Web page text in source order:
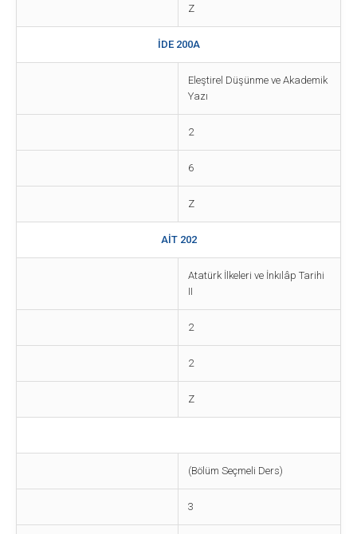
Z
İDE 200A
Eleştirel Düşünme ve Akademik
Yazı
2
6
Z
AİT 202
Atatürk İlkeleri ve İnkılâp Tarihi
II
2
2
Z
(Bölüm Seçmeli Ders)
3